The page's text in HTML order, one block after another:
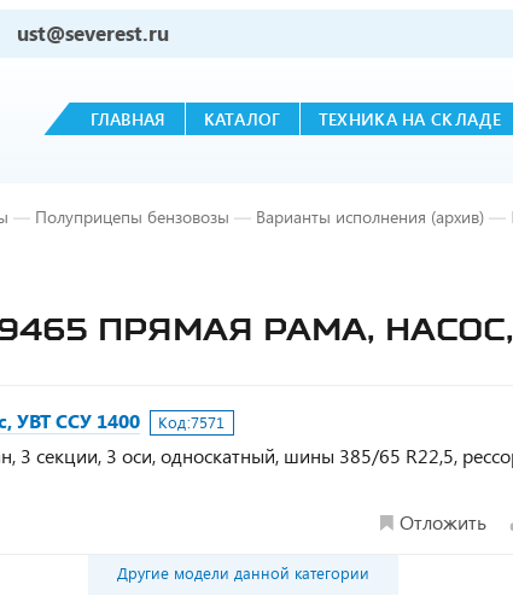
ust@severest.ru
ГЛАВНАЯ КАТАЛОГ ТЕХНИКА НА СКЛАДЕ
— Полуприцепы бензовозы — Варианты исполнения (архив) —
ПРЯМАЯ РАМА,
УВТ ССУ 1400 Код:7571
секции, 3 оси, односкатный, шины 385/65 R22,5,
Отложить
Другие модели данной категории